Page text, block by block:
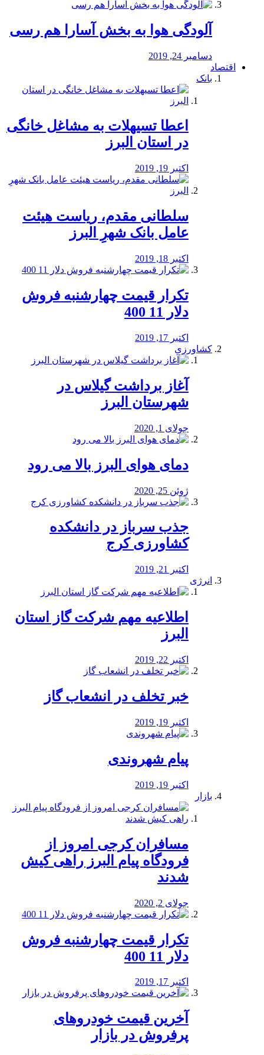
آلودگی هوا به بخش آسارا هم رسی
دسامبر 24, 2019
اقتصاد
بانک
️اعطا تسیهلات به مشاغل خانگی
در استان البرز
اکتبر 19, 2019
سلطانی مقدم، ریاست هیئت
عامل بانک شهرِ البرز
اکتبر 18, 2019
تکرار قیمت چهارشنبه فروش
دلار 11 400
اکتبر 17, 2019
کشاورزی
آغاز برداشت گیلاس در
شهرستان البرز
جولای 1, 2020
دمای هوای البرز بالا می رود
ژوئن 25, 2020
جذب سرباز در دانشکده
کشاورزی کرج
اکتبر 21, 2019
انرژی
️اطلاعیه مهم شرکت گاز استان
البرز
اکتبر 22, 2019
خبر تخلف در انشعاب گاز
اکتبر 19, 2019
پیام شهروندی
اکتبر 19, 2019
بازار
مسافران کرجی امروز از
فرودگاه پیام البرز راهی کیش
شدند
جولای 2, 2020
تکرار قیمت چهارشنبه فروش
دلار 11 400
اکتبر 17, 2019
آخرین قیمت خودرو‌های
پرفروش در بازار